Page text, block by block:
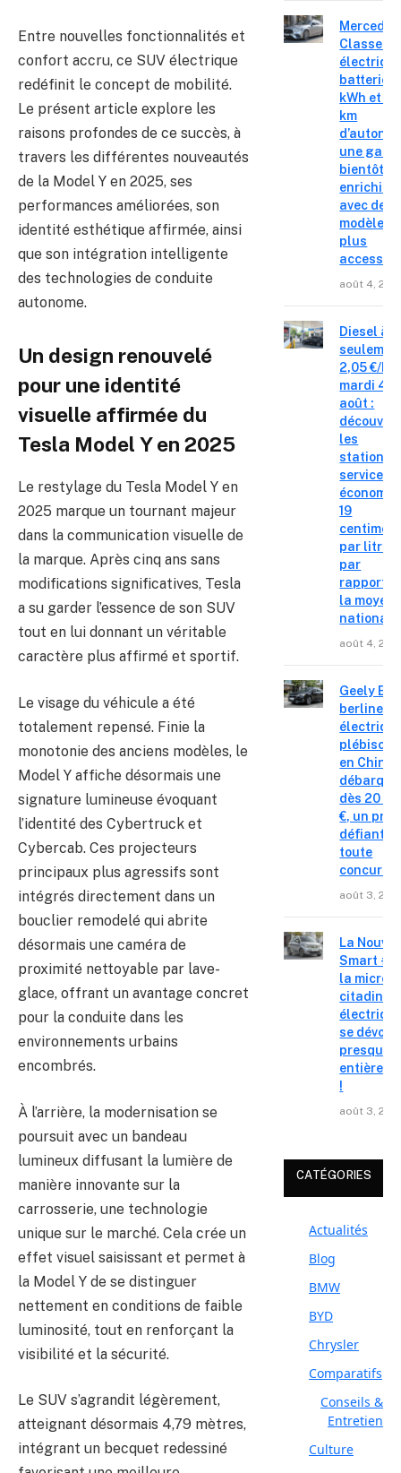
Entre nouvelles fonctionnalités et
confort accru, ce SUV électrique
redéfinit le concept de mobilité.
Le présent article explore les
raisons profondes de ce succès, à
travers les différentes nouveautés
de la Model Y en 2025, ses
performances améliorées, son
identité esthétique affirmée, ainsi
que son intégration intelligente
des technologies de conduite
autonome.
Un design renouvelé
pour une identité
visuelle affirmée du
Tesla Model Y en 2025
Le restylage du Tesla Model Y en
2025 marque un tournant majeur
dans la communication visuelle de
la marque. Après cinq ans sans
modifications significatives, Tesla
a su garder l’essence de son SUV
tout en lui donnant un véritable
caractère plus affirmé et sportif.
Le visage du véhicule a été
totalement repensé. Finie la
monotonie des anciens modèles, le
Model Y affiche désormais une
signature lumineuse évoquant
l’identité des Cybertruck et
Cybercab. Ces projecteurs
principaux plus agressifs sont
intégrés directement dans un
bouclier remodelé qui abrite
désormais une caméra de
proximité nettoyable par lave-
glace, offrant un avantage concret
pour la conduite dans les
environnements urbains
encombrés.
À l’arrière, la modernisation se
poursuit avec un bandeau
lumineux diffusant la lumière de
manière innovante sur la
carrosserie, une technologie
unique sur le marché. Cela crée un
effet visuel saisissant et permet à
la Model Y de se distinguer
nettement en conditions de faible
luminosité, tout en renforçant la
visibilité et la sécurité.
Le SUV s’agrandit légèrement,
atteignant désormais 4,79 mètres,
intégrant un becquet redessiné
Mercedes
Classe C
batterie
kWh et
km
une
bientôt
enrichie
avec des
modèles
plus
août 4,
Diesel à
2,05 €/L
mardi 4
août :
les
stations-
service où
19
centimes
par litre
par
rapport à
la
nationale
août 4,
Geely E2
berline
en Chine
débarque
dès 20
€, un prix
défiant
toute
août 3,
La
Smart #2
la micro-
citadine
se dévoile
presque
!
août 3,
CATÉGORIES
Actualités
Blog
BMW
BYD
Chrysler
Comparatifs
Conseils &
Entretien
Culture